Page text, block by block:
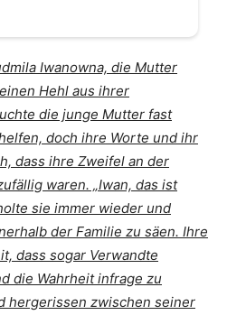
Iwanowna, die Mutter
Hehl aus ihrer
die junge Mutter fast
doch ihre Worte und ihr
dass ihre Zweifel an der
waren. „Iwan, das ist
sie immer wieder und
der Familie zu säen. Ihre
dass sogar Verwandte
die Wahrheit infrage zu
hergerissen zwischen seiner